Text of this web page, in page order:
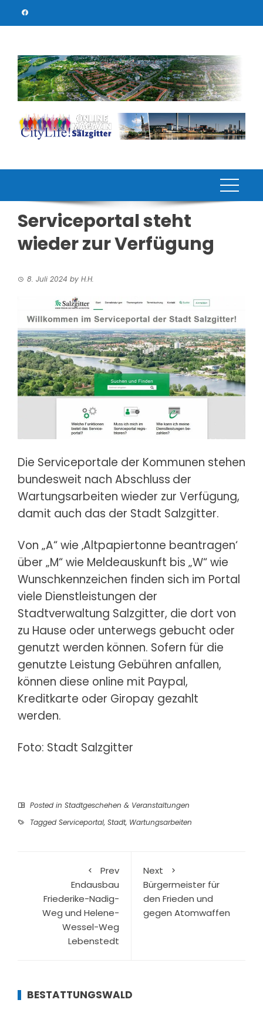
Serviceportal steht
wieder zur Verfügung
8. Juli 2024 by H.H.
Die Serviceportale der Kommunen stehen
bundesweit nach Abschluss der
Wartungsarbeiten wieder zur Verfügung,
damit auch das der Stadt Salzgitter.
Von „A“ wie ‚Altpapiertonne beantragen‘
über „M“ wie Meldeauskunft bis „W“ wie
Wunschkennzeichen finden sich im Portal
viele Dienstleistungen der
Stadtverwaltung Salzgitter, die dort von
zu Hause oder unterwegs gebucht oder
genutzt werden können. Sofern für die
genutzte Leistung Gebühren anfallen,
können diese online mit Paypal,
Kreditkarte oder Giropay gezahlt
werden.
Foto: Stadt Salzgitter
Posted in Stadtgeschehen & Veranstaltungen
Tagged Serviceportal, Stadt, Wartungsarbeiten
Prev
Endausbau
Friederike-Nadig-
Weg und Helene-
Wessel-Weg
Lebenstedt
Next
Bürgermeister für
den Frieden und
gegen Atomwaffen
BESTATTUNGSWALD